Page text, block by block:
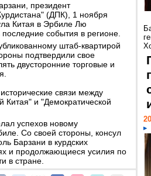
президент
(ДПК), 1 ноября
Китая в Эрбиле Лю
события в регионе.
штаб-квартирой
подтвердили свое
двусторонние торговые и
связи между
Китая" и "Демократической
успехов новому
Со своей стороны, консул
Барзани в курдских
и продолжающиеся усилия по
в стране.